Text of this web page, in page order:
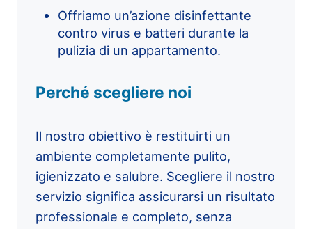
Offriamo un’azione disinfettante
contro virus e batteri durante la
pulizia di un appartamento.
Perché scegliere noi
Il nostro obiettivo è restituirti un
ambiente completamente pulito,
igienizzato e salubre. Scegliere il nostro
servizio significa assicurarsi un risultato
professionale e completo, senza